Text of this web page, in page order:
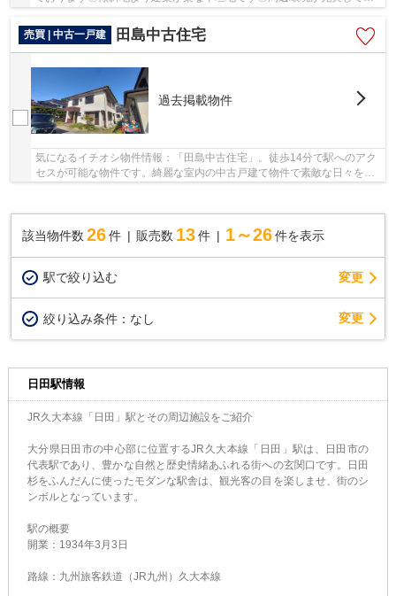
る在宅用地です◎不動産をお探しの際に、知らない...
売買 | 中古一戸建
田島中古住宅
過去掲載物件
気になるイチオシ物件情報：「田島中古住宅」。徒歩14分で駅へのアク
セスが可能な物件です。綺麗な室内の中古戸建て物件で素敵な日々をお
該当物件数 26件 販売数 13 件 1～26 件を表示
駅で絞り込む 変更
絞り込み条件： なし 変更
日田駅情報
JR久大本線「日田」駅とその周辺施設をご紹介
大分県日田市の中心部に位置するJR久大本線「日田」駅は、日田市の
代表駅であり、豊かな自然と歴史情緒あふれる街への玄関口です。日田
杉をふんだんに使ったモダンな駅舎は、観光客の目を楽しませ、街のシ
ンボルとなっています。
駅の概要
開業：1934年3月3日
路線：九州旅客鉄道（JR九州）久大本線